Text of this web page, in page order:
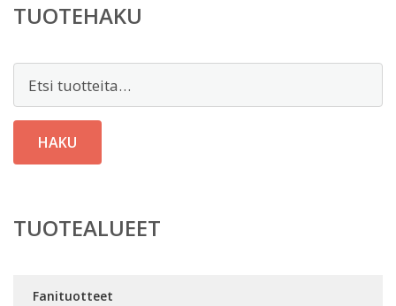
TUOTEHAKU
Etsi:
HAKU
TUOTEALUEET
Fanituotteet